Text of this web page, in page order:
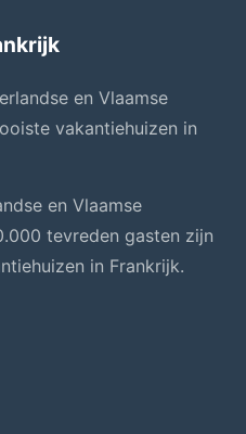
en Vlaamse
vakantiehuizen in
en Vlaamse
tevreden gasten zijn
in Frankrijk.